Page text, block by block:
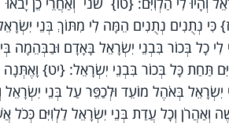
נְתֻנִים נְתֻנִים הֵמָּה לִי מִתּוֹךְ בְּנֵי
כָל בְּכוֹר בִּבְנֵי יִשְׂרָאֵל בָּאָדָם וּבַבְּהֵמָה
תַּחַת כָּל בְּכוֹר בִּבְנֵי יִשְׂרָאֵל: {יט}
יִשְׂרָאֵל בְּאֹהֶל מוֹעֵד וּלְכַפֵּר עַל בְּנֵי יִשְׂרָאֵל
וְכָל עֲדַת בְּנֵי יִשְׂרָאֵל לַלְוִיִּם כְּכֹל